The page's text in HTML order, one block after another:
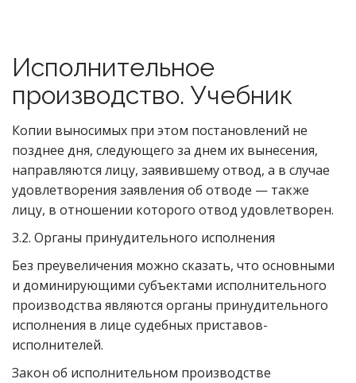
Исполнительное
производство. Учебник
Копии выносимых при этом постановлений не
позднее дня, следующего за днем их вынесения,
направляются лицу, заявившему отвод, а в случае
удовлетворения заявления об отводе — также
лицу, в отношении которого отвод удовлетворен.
3.2. Органы принудительного исполнения
Без преувеличения можно сказать, что основными
и доминирующими субъектами исполнительного
производства являются органы принудительного
исполнения в лице судебных приставов-
исполнителей.
Закон об исполнительном производстве